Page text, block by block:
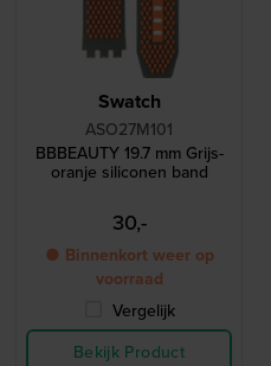
Swatch
ASO27M101
BBBEAUTY 19.7 mm Grijs-
oranje siliconen band
30,-
● Binnenkort weer op
voorraad
Vergelijk
Bekijk Product